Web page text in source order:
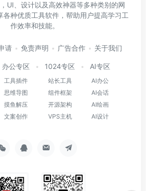
UI、设计以及高效神器等多种类别的网
各种优质工具软件，帮助用户提高学习工
作效率和技能。
请 免责声明 广告合作 关于我们
办公专区
工具插件
思维导图
摸鱼解压
文案创作
1024专区
站长工具
组件框架
开源架构
VPS主机
AI专区
AI办公
AI会话
AI绘画
AI设计